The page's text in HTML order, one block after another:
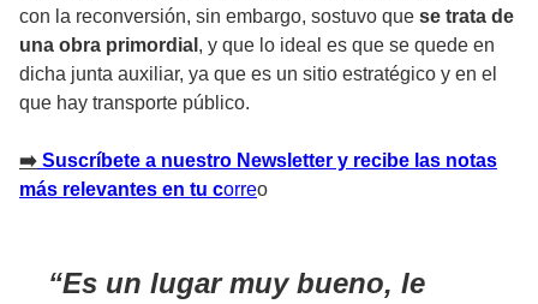
con la reconversión, sin embargo, sostuvo que se trata de
una obra primordial , y que lo ideal es que se quede en
dicha junta auxiliar, ya que es un sitio estratégico y en el
que hay transporte público.
➡ ️ Suscríbete a nuestro Newsletter y recibe las notas
más relevantes en tu correo
Es un lugar muy bueno, le